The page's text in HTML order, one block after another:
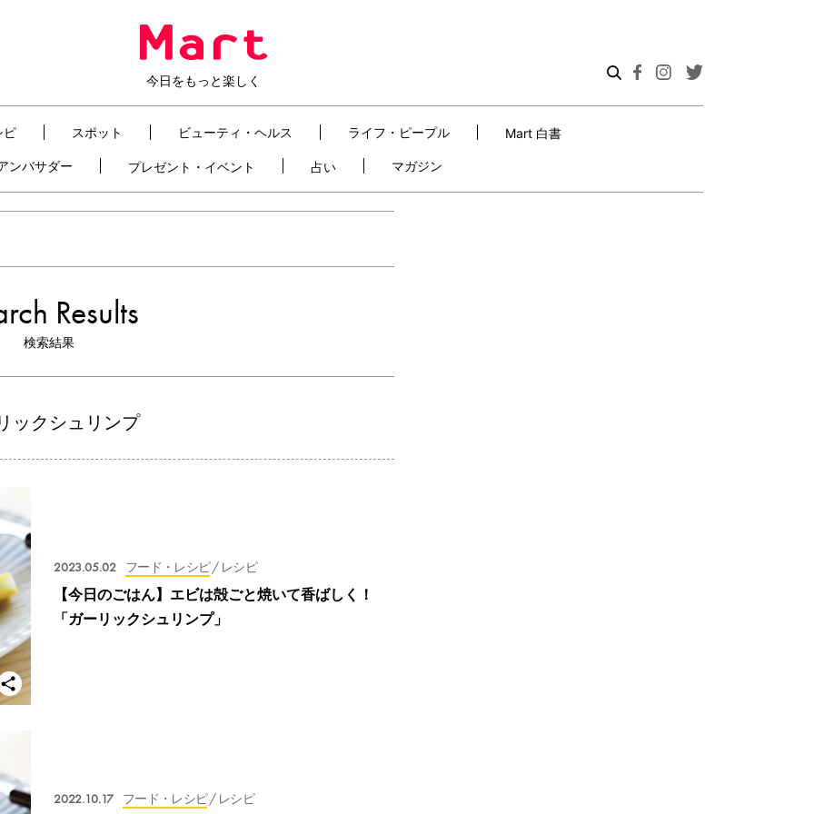
今日をもっと楽しく
ピ スポット ビューティ・ヘルス ライフ・ピープル Mart 白書
ンバサダー プレゼント・イベント 占い マガジン
Results
検索結果
ックシュリンプ
2023.05.02 フード・レシピ/ レシピ
【今日のごはん】エビは殻ごと焼いて香ばしく！
「ガーリックシュリンプ」
2022.10.17 フード・レシピ / レシピ